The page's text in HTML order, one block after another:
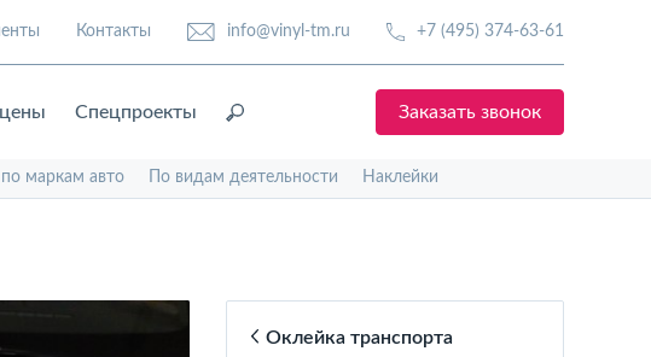
Контакты info@vinyl-tm.ru +7 (495) 374-63-61
Спецпроекты Заказать звонок
маркам авто По видам деятельности Наклейки
Оклейка транспорта